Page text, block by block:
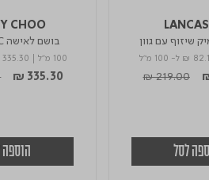
₪ ל- 100 מ"ל
Price
₪ 219.00to
לסל
CHOO
בושם לאישה IWC א.ד.פ
100 מ"ל
₪ 335.30
from
to